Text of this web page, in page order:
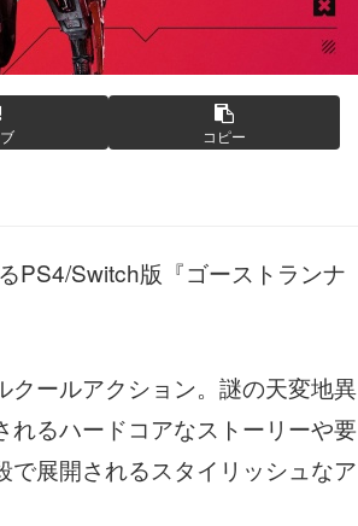
コピー
PS4/Switch版『ゴーストランナ
ールアクション。謎の天変地異
るハードコアなストーリーや要
展開されるスタイリッシュなア